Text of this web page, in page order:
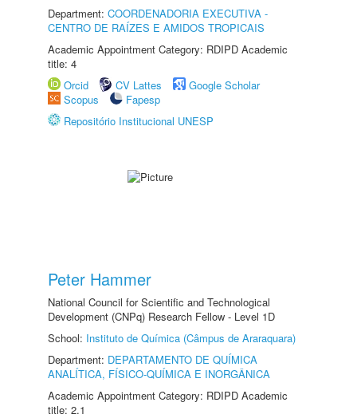
Department: COORDENADORIA EXECUTIVA -
CENTRO DE RAÍZES E AMIDOS TROPICAIS
Academic Appointment Category: RDIPD Academic
title: 4
Orcid
CV Lattes
Google Scholar
Scopus
Fapesp
Repositório Institucional UNESP
Peter Hammer
National Council for Scientific and Technological
Development (CNPq) Research Fellow - Level 1D
School: Instituto de Química (Câmpus de Araraquara)
Department: DEPARTAMENTO DE QUÍMICA
ANALÍTICA, FÍSICO-QUÍMICA E INORGÂNICA
Academic Appointment Category: RDIPD Academic
title: 2.1